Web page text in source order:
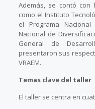
Además, se contó con
como el Instituto
el Programa Nacional
Nacional de
General de
presentaron sus
VRAEM.
Temas clave del taller
El taller se centra en